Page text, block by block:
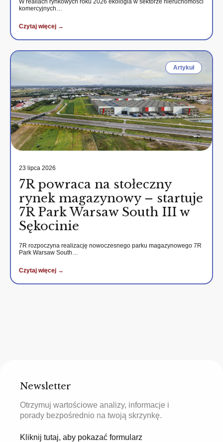
W realiach rynkowych roku 2026 ekologia w sektorze nieruchomości
komercyjnych…
Czytaj więcej →
Artykuł
23 lipca 2026
7R powraca na stołeczny
rynek magazynowy – startuje
7R Park Warsaw South III w
Sękocinie
7R rozpoczyna realizację nowoczesnego parku magazynowego 7R
Park Warsaw South…
Czytaj więcej →
Newsletter
Otrzymuj wartościowe analizy, informacje i
porady bezpośrednio na twoją skrzynkę.
Kliknij tutaj, aby pokazać formularz